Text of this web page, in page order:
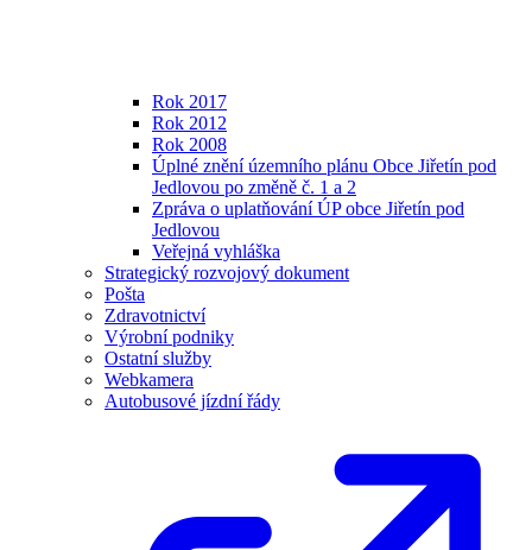
Rok 2017
Rok 2012
Rok 2008
Úplné znění územního plánu Obce Jiřetín pod
Jedlovou po změně č. 1 a 2
Zpráva o uplatňování ÚP obce Jiřetín pod
Jedlovou
Veřejná vyhláška
Strategický rozvojový dokument
Pošta
Zdravotnictví
Výrobní podniky
Ostatní služby
Webkamera
Autobusové jízdní řády